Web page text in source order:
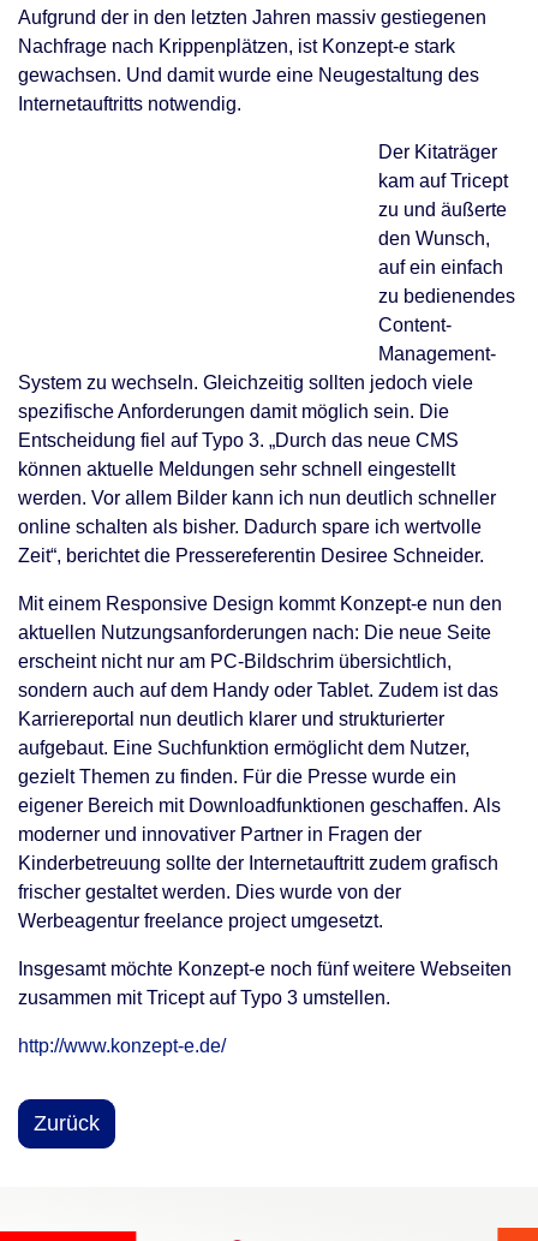
Aufgrund der in den letzten Jahren massiv gestiegenen
Nachfrage nach Krippenplätzen, ist Konzept-e stark
gewachsen. Und damit wurde eine Neugestaltung des
Internetauftritts notwendig.
Der Kitaträger
kam auf Tricept
zu und äußerte
den Wunsch,
auf ein einfach
zu bedienendes
Content-
Management-
System zu wechseln. Gleichzeitig sollten jedoch viele
spezifische Anforderungen damit möglich sein. Die
Entscheidung fiel auf Typo 3. „Durch das neue CMS
können aktuelle Meldungen sehr schnell eingestellt
werden. Vor allem Bilder kann ich nun deutlich schneller
online schalten als bisher. Dadurch spare ich wertvolle
Zeit“, berichtet die Pressereferentin Desiree Schneider.
Mit einem Responsive Design kommt Konzept-e nun den
aktuellen Nutzungsanforderungen nach: Die neue Seite
erscheint nicht nur am PC-Bildschrim übersichtlich,
sondern auch auf dem Handy oder Tablet. Zudem ist das
Karriereportal nun deutlich klarer und strukturierter
aufgebaut. Eine Suchfunktion ermöglicht dem Nutzer,
gezielt Themen zu finden. Für die Presse wurde ein
eigener Bereich mit Downloadfunktionen geschaffen. Als
moderner und innovativer Partner in Fragen der
Kinderbetreuung sollte der Internetauftritt zudem grafisch
frischer gestaltet werden. Dies wurde von der
Werbeagentur freelance project umgesetzt.
Insgesamt möchte Konzept-e noch fünf weitere Webseiten
zusammen mit Tricept auf Typo 3 umstellen.
http://www.konzept-e.de/
Zurück